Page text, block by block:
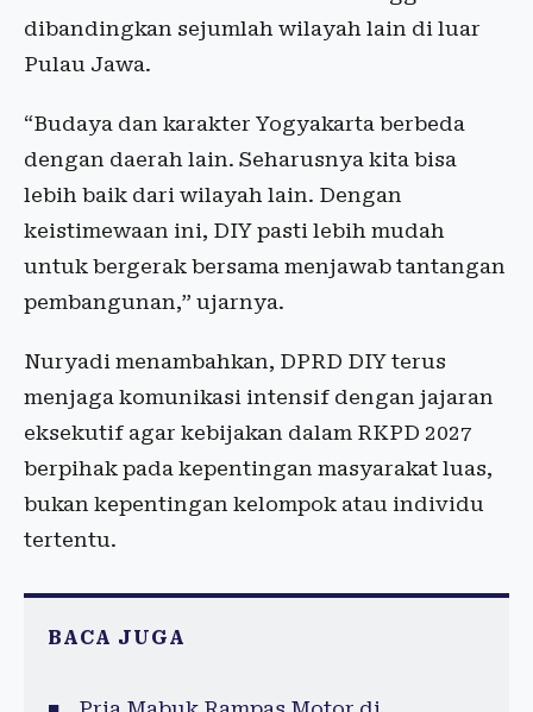
dibandingkan sejumlah wilayah lain di luar
Pulau Jawa.
“Budaya dan karakter Yogyakarta berbeda
dengan daerah lain. Seharusnya kita bisa
lebih baik dari wilayah lain. Dengan
keistimewaan ini, DIY pasti lebih mudah
untuk bergerak bersama menjawab tantangan
pembangunan,” ujarnya.
Nuryadi menambahkan, DPRD DIY terus
menjaga komunikasi intensif dengan jajaran
eksekutif agar kebijakan dalam RKPD 2027
berpihak pada kepentingan masyarakat luas,
bukan kepentingan kelompok atau individu
tertentu.
BACA JUGA